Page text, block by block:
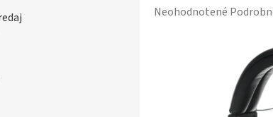
Priemerné
Neohodnotené